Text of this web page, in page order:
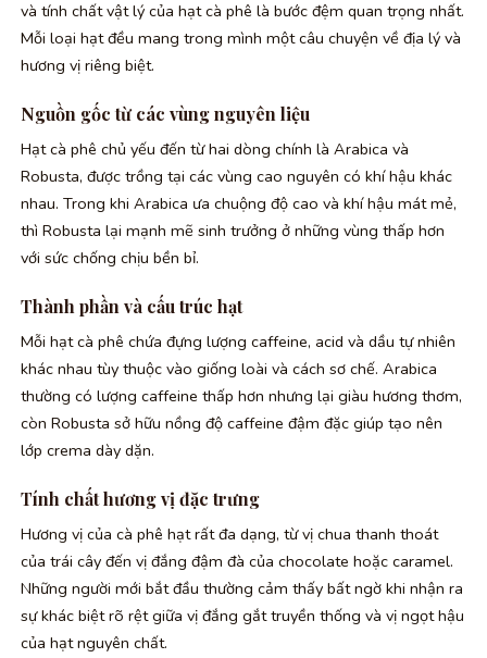
và tính chất vật lý của hạt cà phê là bước đệm quan trọng nhất.
Mỗi loại hạt đều mang trong mình một câu chuyện về địa lý và
hương vị riêng biệt.
Nguồn gốc từ các vùng nguyên liệu
Hạt cà phê chủ yếu đến từ hai dòng chính là Arabica và
Robusta, được trồng tại các vùng cao nguyên có khí hậu khác
nhau. Trong khi Arabica ưa chuộng độ cao và khí hậu mát mẻ,
thì Robusta lại mạnh mẽ sinh trưởng ở những vùng thấp hơn
với sức chống chịu bền bỉ.
Thành phần và cấu trúc hạt
Mỗi hạt cà phê chứa đựng lượng caffeine, acid và dầu tự nhiên
khác nhau tùy thuộc vào giống loài và cách sơ chế. Arabica
thường có lượng caffeine thấp hơn nhưng lại giàu hương thơm,
còn Robusta sở hữu nồng độ caffeine đậm đặc giúp tạo nên
lớp crema dày dặn.
Tính chất hương vị đặc trưng
Hương vị của cà phê hạt rất đa dạng, từ vị chua thanh thoát
của trái cây đến vị đắng đậm đà của chocolate hoặc caramel.
Những người mới bắt đầu thường cảm thấy bất ngờ khi nhận ra
sự khác biệt rõ rệt giữa vị đắng gắt truyền thống và vị ngọt hậu
của hạt nguyên chất.